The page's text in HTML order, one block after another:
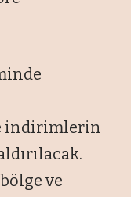
indirimlerin
ve